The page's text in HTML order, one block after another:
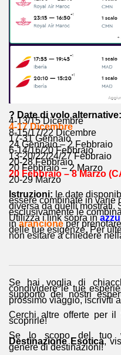
? Date di volo alternative:
4-13/15 Dicembre
4-17 Dicembre
8-15/17/22 Dicembre
17-31 Gennaio
24 Gennaio – 2 Febbraio
6-14/16/20 Febbraio
13-20/22/24/27 Febbraio
20-28 Febbraio
20 Febbraio – 2 Marzo
20 Febbraio – 8 Marzo
20-29 Marzo
Istruzioni: le date
essere combinate in varie
diversa da quelli mostrati.
esclusivamente le
Utilizza i link sopra in
in arancioneper
delle tue esigenze. Per
non esitare a chiedere
Se hai voglia di
condividere le tue
supporto dei nostri
prossimo viaggio, iscriviti
Cerchi altre offerte per il
scoprirle!
Se lo scopo del tuo
Destinazione Esotica,
genere di destinazioni!